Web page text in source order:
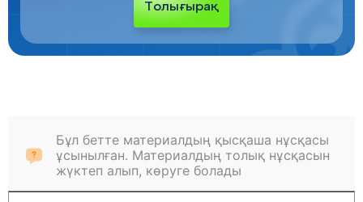
Толығырақ
Бұл бетте материалдың қысқаша нұсқасы
ұсынылған. Материалдың толық нұсқасын
жүктеп алып, көруге болады